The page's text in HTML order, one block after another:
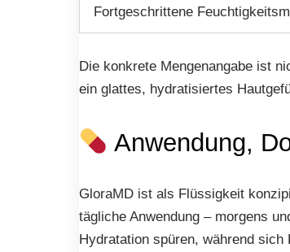
Fortgeschrittene
Die konkrete Mengenangabe ist
ein glattes, hydratisiertes
Anwendung,
GloraMD ist als Flüssigkeit
tägliche Anwendung – morgens
Hydratation spüren, während